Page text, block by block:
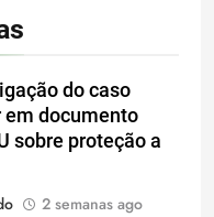
do caso
em documento
sobre proteção a
2 semanas ago